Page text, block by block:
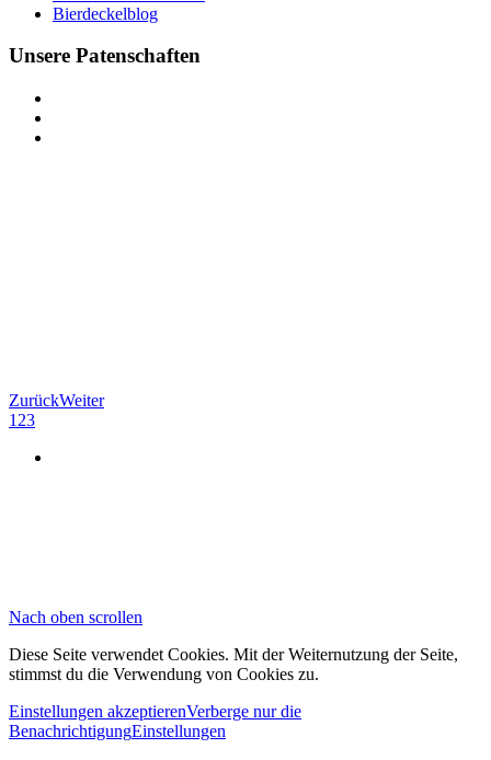
Bierdeckelblog
Unsere Patenschaften
ZurückWeiter
1 23
Nach oben scrollen
Diese Seite verwendet Cookies. Mit der Weiternutzung der Seite,
stimmst du die Verwendung von Cookies zu.
Einstellungen akzeptierenVerberge nur die
BenachrichtigungEinstellungen